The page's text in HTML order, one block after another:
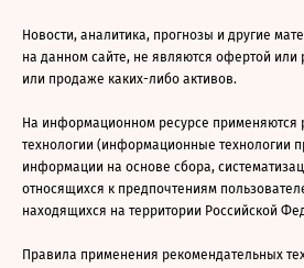
Новости, аналитика, прогнозы и другие
на данном сайте, не являются офертой или
или продаже каких-либо активов.
На информационном ресурсе применяются
технологии (информационные технологии
информации на основе сбора,
относящихся к предпочтениям
находящихся на территории Российской
Правила применения рекомендательных